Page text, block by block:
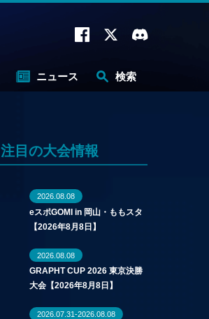
ニュース 検索
注目の大会情報
2026.08.08
eスポGOMI in 岡山・ももスタ
【2026年8月8日】
2026.08.08
GRAPHT CUP 2026 東京決勝
大会【2026年8月8日】
2026.07.31-2026.08.08